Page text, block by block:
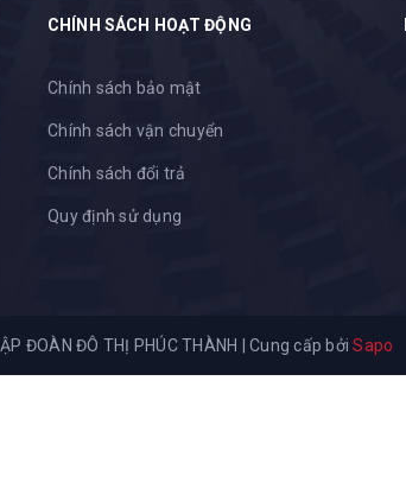
CHÍNH SÁCH HOẠT ĐỘNG
Chính sách bảo mật
Chính sách vận chuyển
Chính sách đổi trả
Quy định sử dụng
ĐOÀN ĐÔ THỊ PHÚC THÀNH |Cung cấp bởiSapo